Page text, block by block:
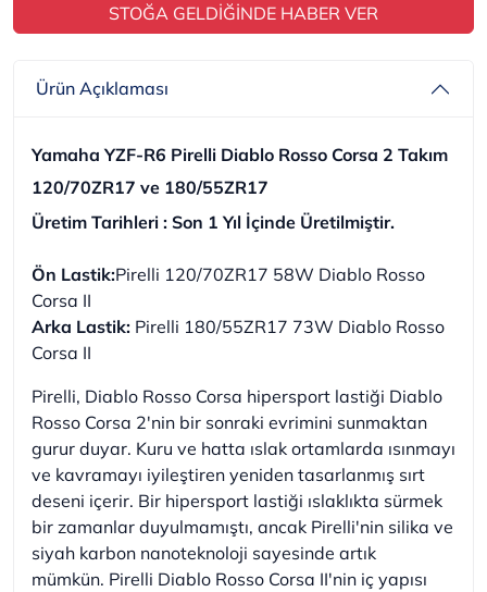
STOĞA GELDİĞİNDE HABER VER
Ürün Açıklaması
Yamaha YZF-R6 Pirelli Diablo Rosso Corsa 2 Takım
120/70ZR17 ve 180/55ZR17
Üretim Tarihleri : Son 1 Yıl İçinde Üretilmiştir.
Ön Lastik:Pirelli 120/70ZR17 58W Diablo Rosso
Corsa II
Arka Lastik: Pirelli 180/55ZR17 73W Diablo Rosso
Corsa II
Pirelli, Diablo Rosso Corsa hipersport lastiği Diablo
Rosso Corsa 2'nin bir sonraki evrimini sunmaktan
gurur duyar. Kuru ve hatta ıslak ortamlarda ısınmayı
ve kavramayı iyileştiren yeniden tasarlanmış sırt
deseni içerir. Bir hipersport lastiği ıslaklıkta sürmek
bir zamanlar duyulmamıştı, ancak Pirelli'nin silika ve
siyah karbon nanoteknoloji sayesinde artık
mümkün. Pirelli Diablo Rosso Corsa II'nin iç yapısı